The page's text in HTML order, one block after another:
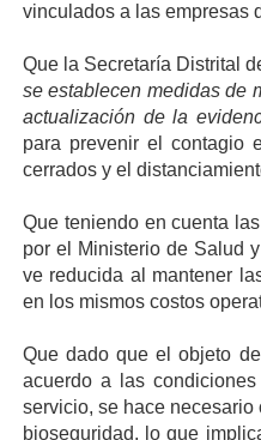
vinculados a las empresas
Que la Secretaría Distrital
se establecen medidas de
actualización de la
para prevenir el contagio
cerrados y el
Que teniendo en cuenta
por el Ministerio de Salud
ve reducida al mantener
en los mismos costos
Que dado que el objeto
acuerdo a las
servicio, se hace
bioseguridad, lo que